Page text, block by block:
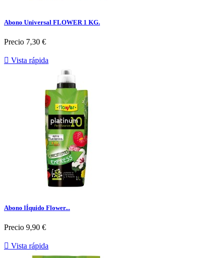
Abono Universal FLOWER 1 KG.
Precio 7,30 €
 Vista rápida
Abono lÍquido Flower...
Precio 9,90 €
 Vista rápida